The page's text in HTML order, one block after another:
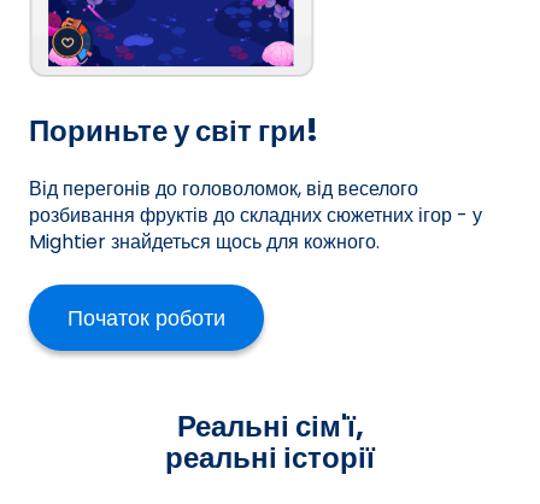
Пориньте у світ гри!
Від перегонів до головоломок, від веселого
розбивання фруктів до складних сюжетних ігор - у
Mightier знайдеться щось для кожного.
Початок роботи
Реальні сім'ї,
реальні історії